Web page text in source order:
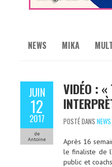
NEWS MIKA
JUIN
12
2017
de
Antoine
VIDÉO : «
POSTÉ DANS NEWS
Après 16
le finaliste de
public et